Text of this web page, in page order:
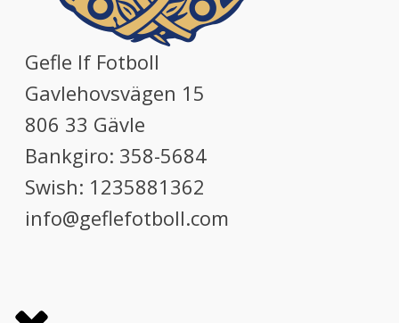
Gefle If Fotboll
Gavlehovsvägen 15
806 33 Gävle
Bankgiro: 358-5684
Swish: 1235881362
info@geflefotboll.com